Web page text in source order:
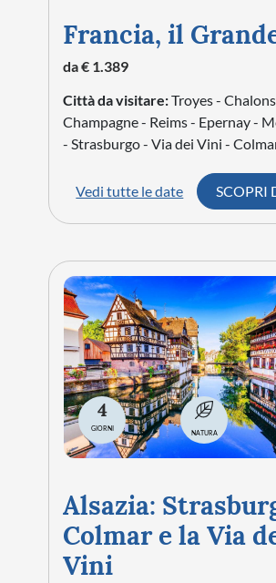
Francia, il
da € 1.389
Città da visitare:Troyes -
Champagne - Reims - Epernay -
- Strasburgo - Via dei Vini -
Vedi tutte le date SCOPRI
4
GIORNI
NATURA
Alsazia:
Colmar e la Via
Vini